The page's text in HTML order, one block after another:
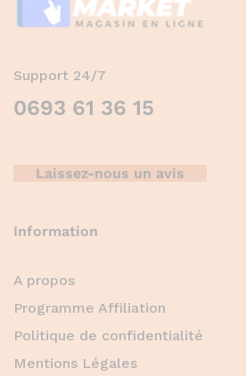
Support 24/7
0693 61 36 15
Laissez-nous un avis
Information
A propos
Programme Affiliation
Politique de confidentialité
Mentions Légales